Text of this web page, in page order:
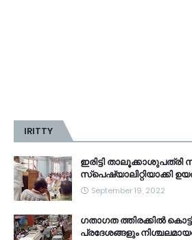
IRITTY
ഇരിട്ടി താലൂക്കാശുപത്രി
സ്‌പെഷ്യാലിറ്റിയാക്കി
September 19, 2022
ഗതാഗത ത്തിരക്കിൽ
പ്രദേശങ്ങളും